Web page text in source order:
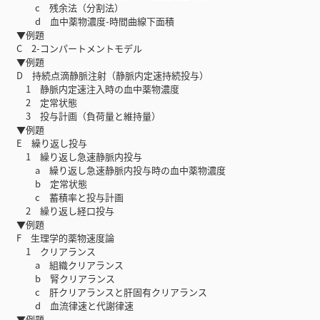
c 残余法（分割法）
d 血中薬物濃度-時間曲線下面積
▼例題
C 2-コンパートメントモデル
▼例題
D 持続点滴静脈注射（静脈内定速持続投与）
1 静脈内定速注入時の血中薬物濃度
2 定常状態
3 投与計画（負荷量と維持量）
▼例題
E 繰り返し投与
1 繰り返し急速静脈内投与
a 繰り返し急速静脈内投与時の血中薬物濃度
b 定常状態
c 蓄積率と投与計画
2 繰り返し経口投与
▼例題
F 生理学的薬物速度論
1 クリアランス
a 組織クリアランス
b 腎クリアランス
c 肝クリアランスと肝固有クリアランス
d 血流律速と代謝律速